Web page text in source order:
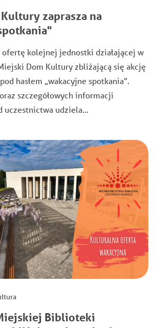
zaprasza na
kolejnej jednostki działającej w
Dom Kultury zbliżającą się akcję
hasłem „wakacyjne spotkania”.
szczegółowych informacji
uczestnictwa udziela…
Biblioteki